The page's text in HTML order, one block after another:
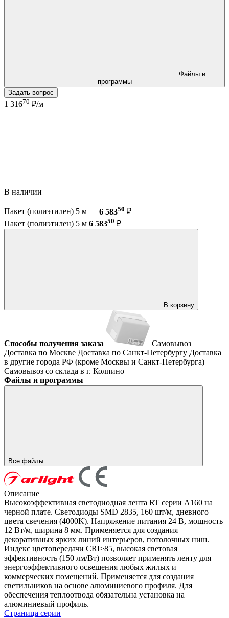
программы
Задать вопрос
1 31670 ₽/м
В наличии
Пакет (полиэтилен) 5 м — 6 58350 ₽
Пакет (полиэтилен) 5 м 6 58350 ₽
В корзину
Способы получения заказа
Самовывоз
Доставка по Москве Доставка по Санкт-Петербургу Доставка
в другие города РФ (кроме Москвы и Санкт-Петербурга)
Самовывоз со склада в г. Колпино
Файлы и программы
Все файлы
Описание
Высокоэффективная светодиодная лента RT серии A160 на
черной плате. Светодиоды SMD 2835, 160 шт/м, дневного
цвета свечения (4000K). Напряжение питания 24 В, мощность
12 Вт/м, ширина 8 мм. Применяется для создания
декоративных ярких линий интерьеров, потолочных ниш.
Индекс цветопередачи CRI>85, высокая световая
эффективность (150 лм/Вт) позволяет применять ленту для
энергоэффективного освещения любых жилых и
коммерческих помещений. Применяется для создания
светильников на основе алюминиевого профиля. Для
обеспечения теплоотвода обязательна установка на
алюминиевый профиль.
Страница серии